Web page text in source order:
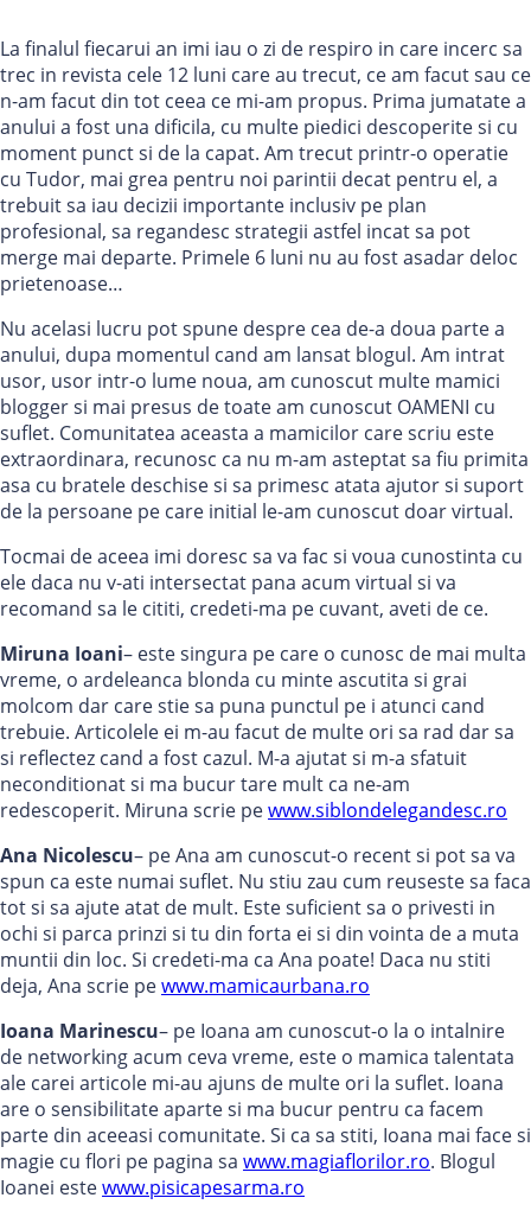
La finalul fiecarui an imi iau o zi de respiro in care incerc sa
trec in revista cele 12 luni care au trecut, ce am facut sau ce
n-am facut din tot ceea ce mi-am propus. Prima jumatate a
anului a fost una dificila, cu multe piedici descoperite si cu
moment punct si de la capat. Am trecut printr-o operatie
cu Tudor, mai grea pentru noi parintii decat pentru el, a
trebuit sa iau decizii importante inclusiv pe plan
profesional, sa regandesc strategii astfel incat sa pot
merge mai departe. Primele 6 luni nu au fost asadar deloc
prietenoase…
Nu acelasi lucru pot spune despre cea de-a doua parte a
anului, dupa momentul cand am lansat blogul. Am intrat
usor, usor intr-o lume noua, am cunoscut multe mamici
blogger si mai presus de toate am cunoscut OAMENI cu
suflet. Comunitatea aceasta a mamicilor care scriu este
extraordinara, recunosc ca nu m-am asteptat sa fiu primita
asa cu bratele deschise si sa primesc atata ajutor si suport
de la persoane pe care initial le-am cunoscut doar virtual.
Tocmai de aceea imi doresc sa va fac si voua cunostinta cu
ele daca nu v-ati intersectat pana acum virtual si va
recomand sa le cititi, credeti-ma pe cuvant, aveti de ce.
Miruna Ioani– este singura pe care o cunosc de mai multa
vreme, o ardeleanca blonda cu minte ascutita si grai
molcom dar care stie sa puna punctul pe i atunci cand
trebuie. Articolele ei m-au facut de multe ori sa rad dar sa
si reflectez cand a fost cazul. M-a ajutat si m-a sfatuit
neconditionat si ma bucur tare mult ca ne-am
redescoperit. Miruna scrie pewww.siblondelegandesc.ro
Ana Nicolescu– pe Ana am cunoscut-o recent si pot sa va
spun ca este numai suflet. Nu stiu zau cum reuseste sa faca
tot si sa ajute atat de mult. Este suficient sa o privesti in
ochi si parca prinzi si tu din forta ei si din vointa de a muta
muntii din loc. Si credeti-ma ca Ana poate! Daca nu stiti
deja, Ana scrie pewww.mamicaurbana.ro
Ioana Marinescu– pe Ioana am cunoscut-o la o intalnire
de networking acum ceva vreme, este o mamica talentata
ale carei articole mi-au ajuns de multe ori la suflet. Ioana
are o sensibilitate aparte si ma bucur pentru ca facem
parte din aceeasi comunitate. Si ca sa stiti, Ioana mai face si
magie cu flori pe pagina sa www.magiaflorilor.ro. Blogul
Ioanei estewww.pisicapesarma.ro